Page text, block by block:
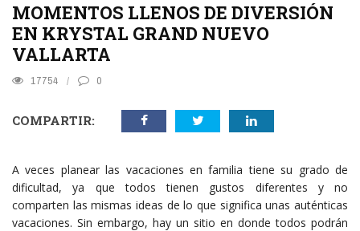
MOMENTOS LLENOS DE DIVERSIÓN
EN KRYSTAL GRAND NUEVO
VALLARTA
17754 0
COMPARTIR:
A veces planear las vacaciones en familia tiene su grado de
dificultad, ya que todos tienen gustos diferentes y no
comparten las mismas ideas de lo que significa unas auténticas
vacaciones. Sin embargo, hay un sitio en donde todos podrán